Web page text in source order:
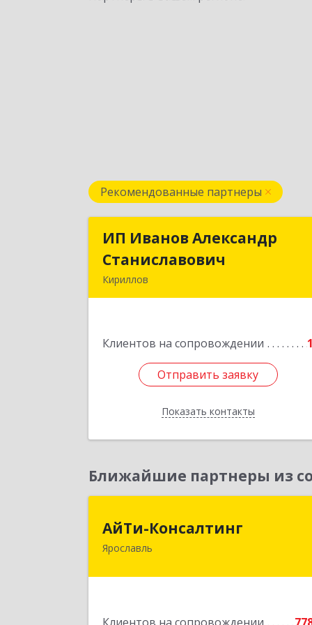
Рекомендованные партнеры
ИП Иванов Александр
Станиславович
Кириллов
Клиентов на сопровождении 1
Отправить заявку
Показать контакты
ИП Иванов Александр
Станиславович
Подробнее
Ближайшие партнеры из
АйТи-Консалтинг
Ярославль
150007, Ярославская обл, Ярославль г,